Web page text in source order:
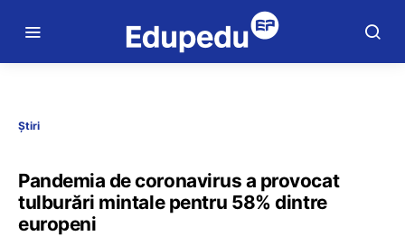
Știri
Pandemia de coronavirus a provocat
tulburări mintale pentru 58% dintre
europeni